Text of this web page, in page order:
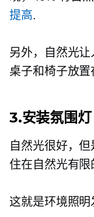
提高.
另外，自然光
桌子和椅子放置
3.安装氛围灯
自然光很好，
住在自然光有限
这就是环境照明